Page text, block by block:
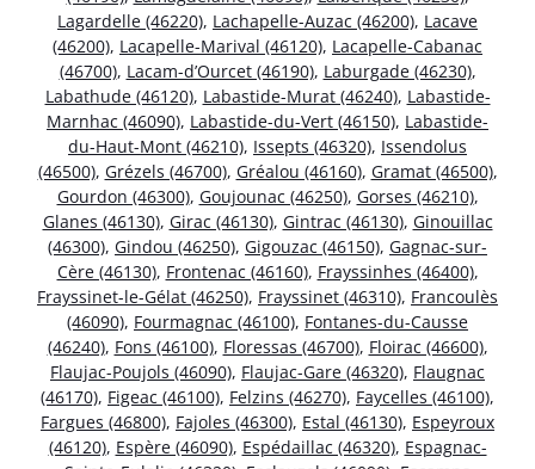
Lagardelle (46220), Lachapelle-Auzac (46200), Lacave
(46200), Lacapelle-Marival (46120), Lacapelle-Cabanac
(46700), Lacam-d’Ourcet (46190), Laburgade (46230),
Labathude (46120), Labastide-Murat (46240), Labastide-
Marnhac (46090), Labastide-du-Vert (46150), Labastide-
du-Haut-Mont (46210), Issepts (46320), Issendolus
(46500), Grézels (46700), Gréalou (46160), Gramat (46500),
Gourdon (46300), Goujounac (46250), Gorses (46210),
Glanes (46130), Girac (46130), Gintrac (46130), Ginouillac
(46300), Gindou (46250), Gigouzac (46150), Gagnac-sur-
Cère (46130), Frontenac (46160), Frayssinhes (46400),
Frayssinet-le-Gélat (46250), Frayssinet (46310), Francoulès
(46090), Fourmagnac (46100), Fontanes-du-Causse
(46240), Fons (46100), Floressas (46700), Floirac (46600),
Flaujac-Poujols (46090), Flaujac-Gare (46320), Flaugnac
(46170), Figeac (46100), Felzins (46270), Faycelles (46100),
Fargues (46800), Fajoles (46300), Estal (46130), Espeyroux
(46120), Espère (46090), Espédaillac (46320), Espagnac-